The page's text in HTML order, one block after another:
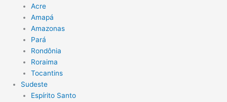
Acre
Amapá
Amazonas
Pará
Rondônia
Roraima
Tocantins
Sudeste
Espírito Santo